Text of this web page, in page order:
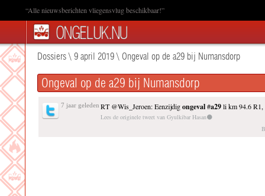
“Alle nieuwsberichten vliegensvlug beschikbaar!”
Dossiers\ 9 april 2019\ Ongeval op de a29 bij Numansdorp
Ongeval op de a29 bij Numansdorp
7 jaar geleden RT @Wis_Jeroen: Eenzijdigongeval#a29li km 94.6 R1,
Lees de originele tweet van Gyulkibar Hasan⚫